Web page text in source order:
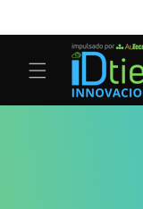
al contenido